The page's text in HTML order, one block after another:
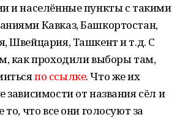
и населённые пункты с такими
Кавказ, Башкортостан,
Швейцария, Ташкент и т.д. С
как проходили выборы там,
по ссылке. Что же их
зависимости от названия сёл и
что все они голосуют за